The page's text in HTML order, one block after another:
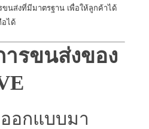
ขนส่งที่มีมาตรฐาน เพื่อให้ลูกค้าได้
อได้
รขนส่งของ
อกแบบมา